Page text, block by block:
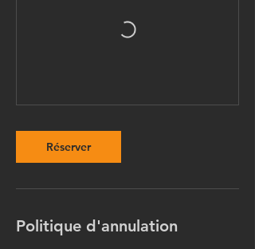
Réserver
Politique d'annulation